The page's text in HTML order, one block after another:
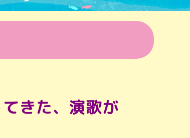
きた、演歌が